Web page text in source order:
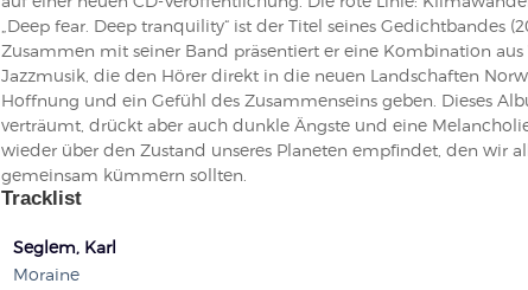
„Deep fear. Deep tranquility“ ist der Titel seines Gedichtbandes
Zusammen mit seiner Band präsentiert er eine Kombination
Jazzmusik, die den Hörer direkt in die neuen Landschaften
Hoffnung und ein Gefühl des Zusammenseins geben. Dieses
verträumt, drückt aber auch dunkle Ängste und eine
wieder über den Zustand unseres Planeten empfindet, den wir
gemeinsam kümmern sollten.
Tracklist
Seglem, Karl
Moraine